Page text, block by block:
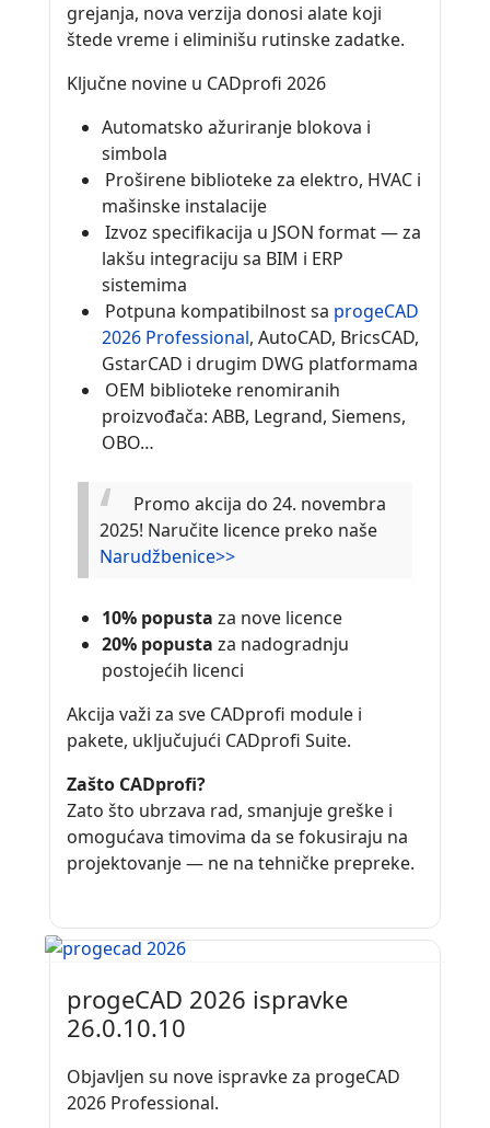
grejanja, nova verzija donosi alate koji
štede vreme i eliminišu rutinske zadatke.
Ključne novine u CADprofi 2026
Automatsko ažuriranje blokova i
simbola
Proširene biblioteke za elektro, HVAC i
mašinske instalacije
Izvoz specifikacija u JSON format — za
lakšu integraciju sa BIM i ERP
sistemima
Potpuna kompatibilnost sa progeCAD
2026 Professional, AutoCAD, BricsCAD,
GstarCAD i drugim DWG platformama
OEM biblioteke renomiranih
proizvođača: ABB, Legrand, Siemens,
OBO…
Promo akcija do 24. novembra
2025! Naručite licence preko naše
Narudžbenice>>
10% popusta za nove licence
20% popusta za nadogradnju
postojećih licenci
Akcija važi za sve CADprofi module i
pakete, uključujući CADprofi Suite.
Zašto CADprofi?
Zato što ubrzava rad, smanjuje greške i
omogućava timovima da se fokusiraju na
projektovanje — ne na tehničke prepreke.
progeCAD 2026 ispravke
26.0.10.10
Objavljen su nove ispravke za progeCAD
2026 Professional.